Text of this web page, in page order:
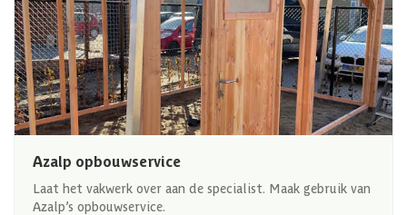
Azalp opbouwservice
Laat het vakwerk over aan de specialist. Maak gebruik van
Azalp’s opbouwservice.